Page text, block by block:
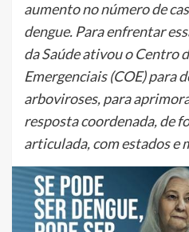
aumento no número de
dengue. Para enfrentar
da Saúde ativou o Centro
Emergenciais (COE) para
arboviroses, para
resposta coordenada, de
articulada, com estados e